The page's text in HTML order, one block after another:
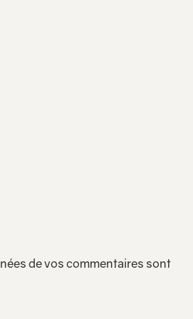
de vos commentaires sont